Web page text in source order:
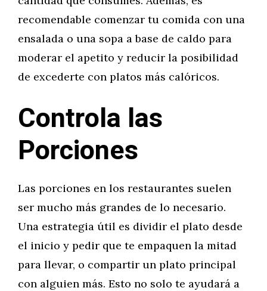
recomendable comenzar tu comida con una
ensalada o una sopa a base de caldo para
moderar el apetito y reducir la posibilidad
de excederte con platos más calóricos.
Controla las
Porciones
Las porciones en los restaurantes suelen
ser mucho más grandes de lo necesario.
Una estrategia útil es dividir el plato desde
el inicio y pedir que te empaquen la mitad
para llevar, o compartir un plato principal
con alguien más. Esto no solo te ayudará a